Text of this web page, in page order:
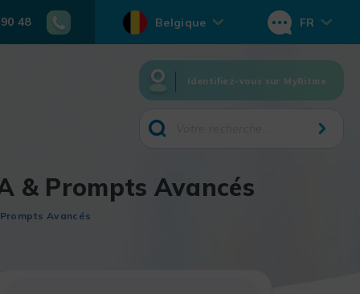
48 Belgique FR
Identifiez-vous sur MyRitme
& Prompts Avancés
Avancés